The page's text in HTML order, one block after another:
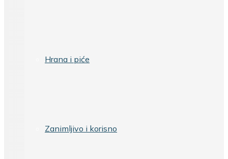
Hrana i piće
Zanimljivo i korisno